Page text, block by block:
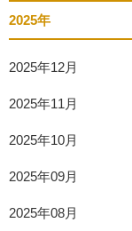
2025年
2025年12月
2025年11月
2025年10月
2025年09月
2025年08月